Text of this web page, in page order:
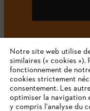
Notre site web utilise
similaires (« cookies
fonctionnement de
cookies strictement
consentement. Les
optimiser la navigation
y compris l'analyse du